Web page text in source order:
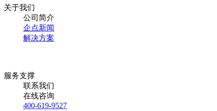
关于我们
公司简介
企点新闻
解决方案
服务支撑
联系我们
在线咨询
400-619-9527